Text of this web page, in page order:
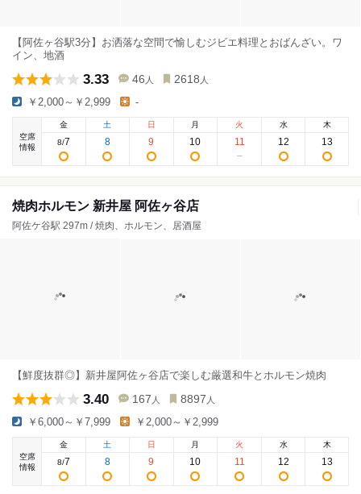
【阿佐ヶ谷駅3分】お洒落な空間で愉しむジビエ料理とおばんざい。ワ
イン、地酒
3.33 46 人 2618 人
￥2,000～￥2,999 -
空席
情報
金
8/7
土
8
日
9
月
10
火
11
水
12
木
13
焼肉ホルモン 新井屋 阿佐ヶ谷店
阿佐ケ谷駅 297m / 焼肉、ホルモン、居酒屋
【鮮度抜群◎】新井屋阿佐ヶ谷店で楽しむ厳選和牛とホルモン焼肉
3.40 167 人 8897 人
￥6,000～￥7,999 ￥2,000～￥2,999
空席
情報
金
8/7
土
8
日
9
月
10
火
11
水
12
木
13